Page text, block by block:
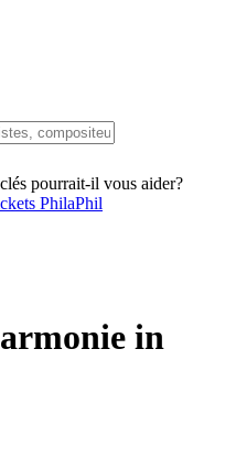
pourrait-il vous aider?
PhilaPhil
in